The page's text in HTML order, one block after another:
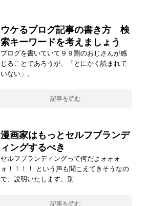
ウケるブログ記事の書き方 検
索キーワードを考えましょう
ブログを書いていて９９割のおじさんが感
じることであろうが、「とにかく読まれて
いない」。
記事を読む
漫画家はもっとセルフブランデ
ィングするべき
セルフブランディングって何だよォォォ
ォ！！！！ という声も聞こえてきそうなの
で、説明いたします。別
記事を読む